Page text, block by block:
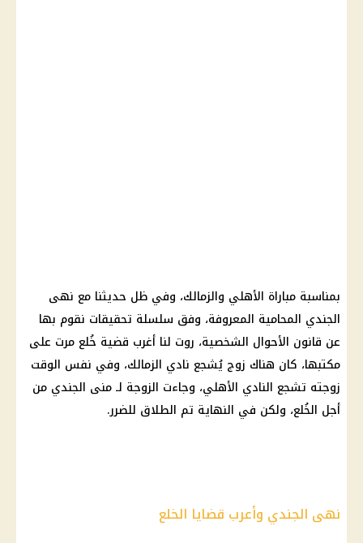
بمناسبة مباراة الأهلي والزمالك، وفي ظل حديثنا مع نهى
الجندي المحامية المعروفة، وفق سلسلة تحقيقات نقوم بها
عن قانون الأحوال الشخصية، روت لنا أغرب قضية خُلع مرت على
مكتبها، كان هناك زوج يُشجع نادي الزمالك، وفي نفس الوقت
زوجته تشجع النادي الأهلي، وجاءت الزوجة لـ منى الجندي من
أجل الخُلع، ولكن في النهاية تم الطلاق للضرر.
نهى الجندي وأعرب قضايا الخلع